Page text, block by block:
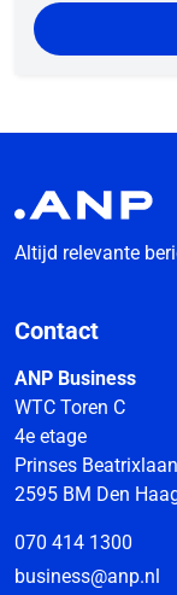
Altijd relevante
Contact
ANP Business
WTC Toren C
4e etage
Prinses
2595 BM Den
070 414 1300
business@anp.nl